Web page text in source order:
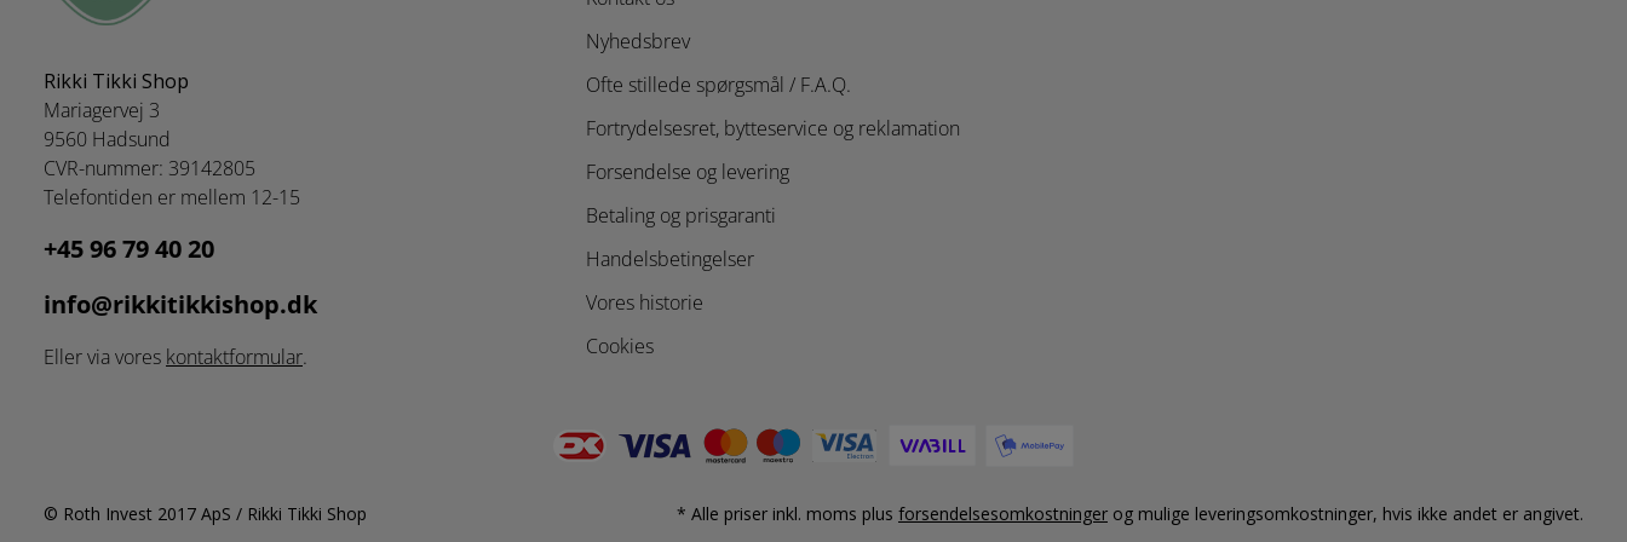
Rikki Tikki Shop
Mariagervej 3
9560 Hadsund
CVR-nummer: 39142805
Telefontiden er mellem 12-15
+45 96 79 40 20
info@rikkitikkishop.dk
Eller via vores kontaktformular.
Nyhedsbrev
Ofte stillede spørgsmål / F.A.Q.
Fortrydelsesret, bytteservice og reklamation
Forsendelse og levering
Betaling og prisgaranti
Handelsbetingelser
Vores historie
Cookies
© Roth Invest 2017 ApS / Rikki Tikki Shop * Alle priser inkl. moms plus forsendelsesomkostninger og mulige leveringsomkostninger, hvis ikke andet er angivet.